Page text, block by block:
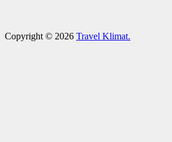
Copyright © 2026 Travel Klimat.